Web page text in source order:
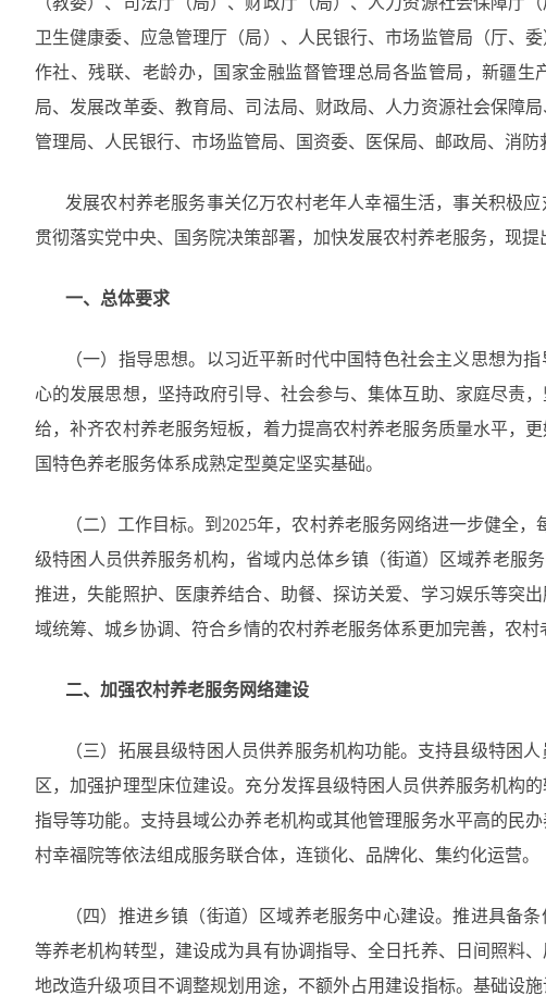
卫生健康委、应急管理厅（局）、人民银行、市场监管局（厅、
作社、残联、老龄办，国家金融监督管理总局各监管局，新疆
局、发展改革委、教育局、司法局、财政局、人力资源社会保障
管理局、人民银行、市场监管局、国资委、医保局、邮政局、消防
发展农村养老服务事关亿万农村老年人幸福生活，事关积极
贯彻落实党中央、国务院决策部署，加快发展农村养老服务，现提
一、总体要求
（一）指导思想。以习近平新时代中国特色社会主义思想为
心的发展思想，坚持政府引导、社会参与、集体互助、家庭尽责
给，补齐农村养老服务短板，着力提高农村养老服务质量水平，
国特色养老服务体系成熟定型奠定坚实基础。
（二）工作目标。到2025年，农村养老服务网络进一步健全
级特困人员供养服务机构，省域内总体乡镇（街道）区域养老服
推进，失能照护、医康养结合、助餐、探访关爱、学习娱乐等突
域统筹、城乡协调、符合乡情的农村养老服务体系更加完善，农村
二、加强农村养老服务网络建设
（三）拓展县级特困人员供养服务机构功能。支持县级特困
区，加强护理型床位建设。充分发挥县级特困人员供养服务机构
指导等功能。支持县域公办养老机构或其他管理服务水平高的民
村幸福院等依法组成服务联合体，连锁化、品牌化、集约化运营。
（四）推进乡镇（街道）区域养老服务中心建设。推进具备
等养老机构转型，建设成为具有协调指导、全日托养、日间照料
地改造升级项目不调整规划用途，不额外占用建设指标。基础设